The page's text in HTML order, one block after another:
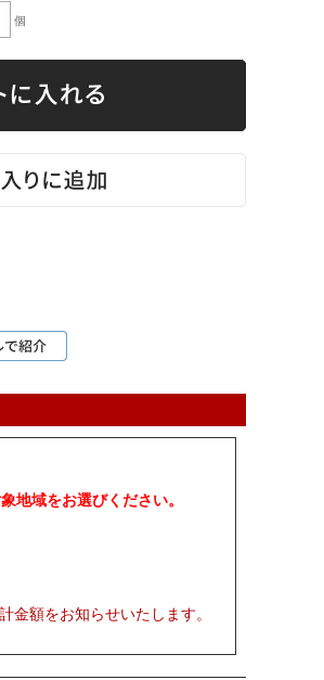
個
地域をお選びください。
金額をお知らせいたします。